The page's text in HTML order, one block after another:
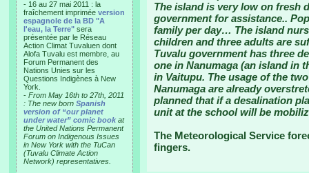
- 16 au 27 mai 2011 : la
fraîchement imprimée version
espagnole de la BD "A
l'eau, la Terre" sera
présentée par le Réseau
Action Climat Tuvaluen dont
Alofa Tuvalu est membre, au
Forum Permanent des
Nations Unies sur les
Questions Indigènes à New
York.
- From May 16th to 27th, 2011
: The new born Spanish
version of “our planet
under water” comic book at
the United Nations Permanent
Forum on Indigenous Issues
in New York with the TuCan
(Tuvalu Climate Action
Network) representatives.
The island is very low on fresh
government for assistance..
family per day… The island
children and three adults are
Tuvalu government has three
one in Nanumaga (an island in
in Vaitupu. The usage of the
Nanumaga are already
planned that if a desalination
unit at the school will be
The Meteorological Service
fingers.